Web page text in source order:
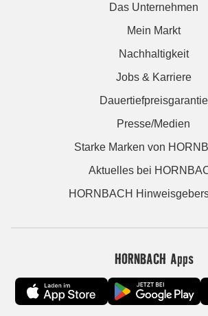
Das Unternehmen
Mein Markt
Nachhaltigkeit
Jobs & Karriere
Dauertiefpreisgarantie
Presse/Medien
Starke Marken von
Aktuelles bei
HORNBACH
HORNBACH Apps